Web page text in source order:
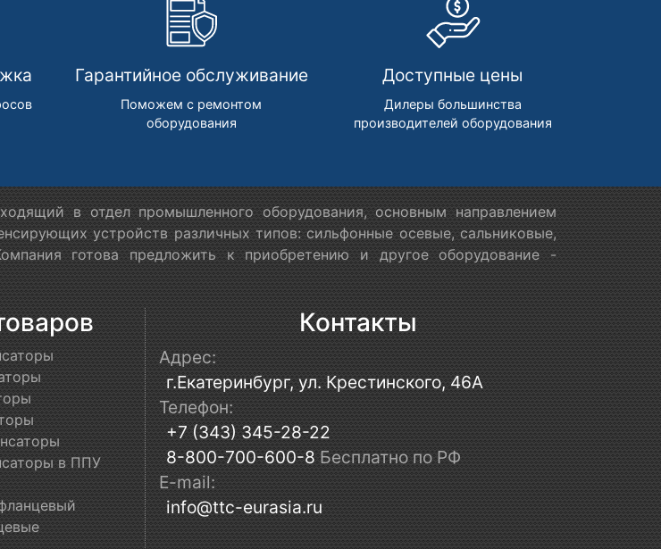
Гарантийное обслуживание
Поможем с ремонтом
оборудования
Доступные цены
Дилеры большинства
производителей оборудования
в отдел промышленного оборудования, основным направлением
устройств различных типов: сильфонные осевые, сальниковые,
готова предложить к приобретению и другое оборудование -
в ППУ
Контакты
Адрес:
г.Екатеринбург, ул. Крестинского, 46А
Телефон:
+7 (343) 345-28-22
8-800-700-600-8 Бесплатно по РФ
E-mail:
info@ttc-eurasia.ru